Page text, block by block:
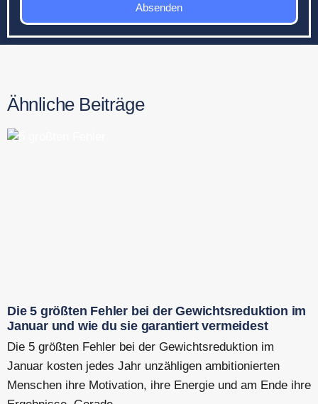
Absenden
Ähnliche Beiträge
Die 5 größten Fehler bei der Gewichtsreduktion im
Januar und wie du sie garantiert vermeidest
Die 5 größten Fehler bei der Gewichtsreduktion im
Januar kosten jedes Jahr unzähligen ambitionierten
Menschen ihre Motivation, ihre Energie und am Ende ihre